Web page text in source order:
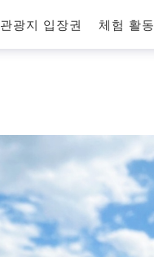
관광지 입장권 체험 활동